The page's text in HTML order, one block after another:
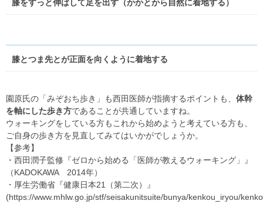
膝をすっと伸ばして足を出す（かかとから自然に着地する）
膝とつま先とが正面を向くように着地する
園原氏の「みぞおち歩き」も西田医師が指摘するポイントも、 体幹
を軸にした歩き方であることが共通していますね。
ウォーキングをしている方もこれから始めようと考えている方も、
ご自身の歩き方を見直してみてはいかがでしょうか。
【参考】
・西田潤子監修『ゼロから始める「医師が教えるウォーキング」』
（KADOKAWA 2014年）
・厚生労働省『健康日本21（第二次）』
(https://www.mhlw.go.jp/stf/seisakunitsuite/bunya/kenkou_iryou/